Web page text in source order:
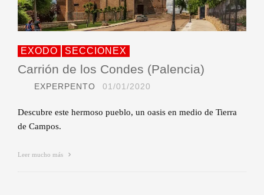
EXODO SECCIONEX
Carrión de los Condes (Palencia)
EXPERPENTO 01/01/2020
Descubre este hermoso pueblo, un oasis en medio de Tierra
de Campos.
Leer mucho más